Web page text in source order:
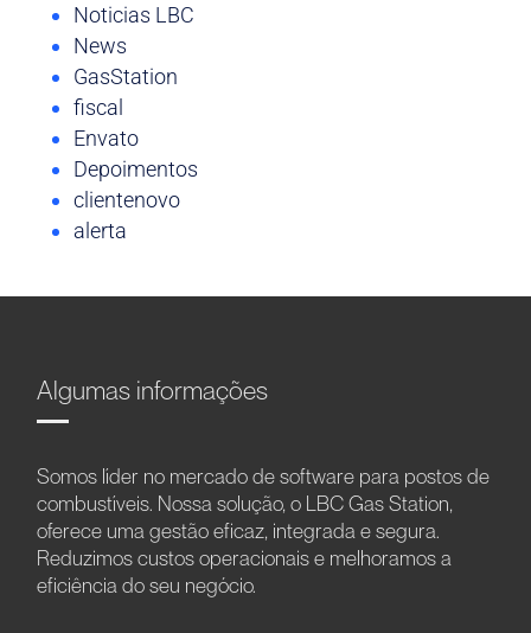
Noticias LBC
News
GasStation
fiscal
Envato
Depoimentos
clientenovo
alerta
Algumas informações
Somos líder no mercado de software para postos de
combustíveis. Nossa solução, o LBC Gas Station,
oferece uma gestão eficaz, integrada e segura.
Reduzimos custos operacionais e melhoramos a
eficiência do seu negócio.